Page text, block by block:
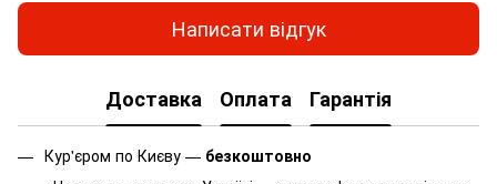
Написати відгук
Доставка Оплата Гарантія
Кур'єром по Києву — безкоштовно